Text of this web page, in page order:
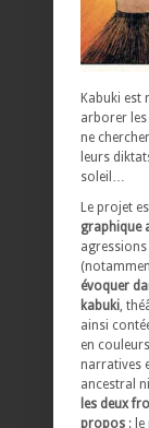
Kabuki est
arborer les
ne
leurs
soleil…
Le projet
graphique
évoquer
kabuki,
ainsi
en
narratives
ancestral
les deux
propos :